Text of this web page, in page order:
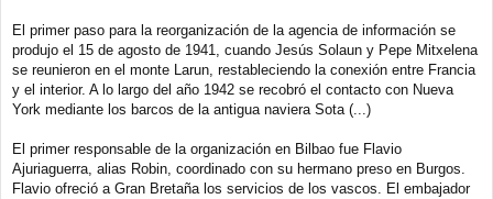
e
El primer paso para la reorganización de la agencia de información se
produjo el 15 de agosto de 1941, cuando Jesús Solaun y Pepe Mitxelena
se reunieron en el monte Larun, restableciendo la conexión entre Francia
y el interior. A lo largo del año 1942 se recobró el contacto con Nueva
York mediante los barcos de la antigua naviera Sota (...)
El primer responsable de la organización en Bilbao fue Flavio
Ajuriaguerra, alias Robin, coordinado con su hermano preso en Burgos.
Flavio ofreció a Gran Bretaña los servicios de los vascos. El embajador